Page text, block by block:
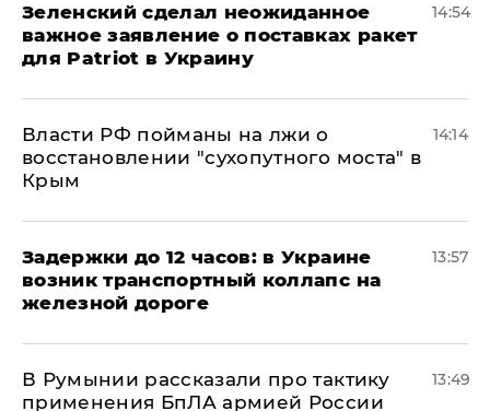
Зеленский сделал неожиданное
важное заявление о поставках ракет
для Patriot в Украину
14:54
Власти РФ пойманы на лжи о
восстановлении "сухопутного моста" в
Крым
14:14
Задержки до 12 часов: в Украине
возник транспортный коллапс на
железной дороге
13:57
В Румынии рассказали про тактику
применения БпЛА армией России
13:49